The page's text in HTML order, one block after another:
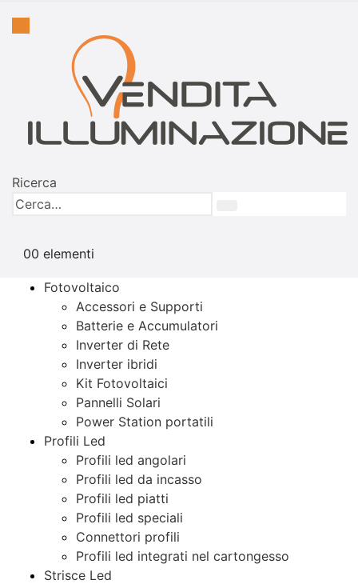
Ricerca
00 elementi
Fotovoltaico
Accessori e Supporti
Batterie e Accumulatori
Inverter di Rete
Inverter ibridi
Kit Fotovoltaici
Pannelli Solari
Power Station portatili
Profili Led
Profili led angolari
Profili led da incasso
Profili led piatti
Profili led speciali
Connettori profili
Profili led integrati nel cartongesso
Strisce Led